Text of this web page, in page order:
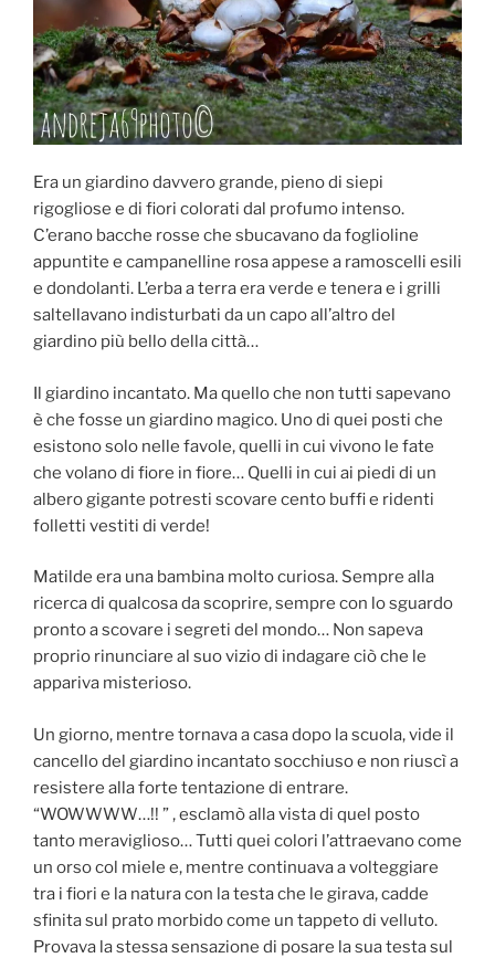
Era un giardino davvero grande, pieno di siepi
rigogliose e di fiori colorati dal profumo intenso.
C’erano bacche rosse che sbucavano da foglioline
appuntite e campanelline rosa appese a ramoscelli esili
e dondolanti. L’erba a terra era verde e tenera e i grilli
saltellavano indisturbati da un capo all’altro del
giardino più bello della città…
Il giardino incantato. Ma quello che non tutti sapevano
è che fosse un giardino magico. Uno di quei posti che
esistono solo nelle favole, quelli in cui vivono le fate
che volano di fiore in fiore… Quelli in cui ai piedi di un
albero gigante potresti scovare cento buffi e ridenti
folletti vestiti di verde!
Matilde era una bambina molto curiosa. Sempre alla
ricerca di qualcosa da scoprire, sempre con lo sguardo
pronto a scovare i segreti del mondo… Non sapeva
proprio rinunciare al suo vizio di indagare ciò che le
appariva misterioso.
Un giorno, mentre tornava a casa dopo la scuola, vide il
cancello del giardino incantato socchiuso e non riuscì a
resistere alla forte tentazione di entrare.
“WOWWWW…!! ” , esclamò alla vista di quel posto
tanto meraviglioso… Tutti quei colori l’attraevano come
un orso col miele e, mentre continuava a volteggiare
tra i fiori e la natura con la testa che le girava, cadde
sfinita sul prato morbido come un tappeto di velluto.
Provava la stessa sensazione di posare la sua testa sul